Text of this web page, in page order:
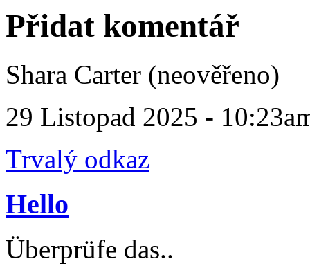
Přidat komentář
Shara Carter (neověřeno)
29 Listopad 2025 -
Trvalý odkaz
Hello
Überprüfe das..